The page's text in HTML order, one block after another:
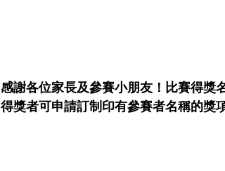
感謝各位家長及參賽小朋友！比賽得獎
得獎者可申請訂制印有參賽者名稱的獎